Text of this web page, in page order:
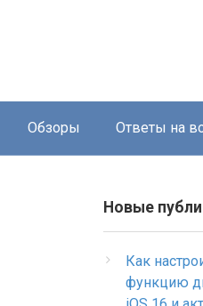
Обзоры Ответы на
Новые
Как
функцию